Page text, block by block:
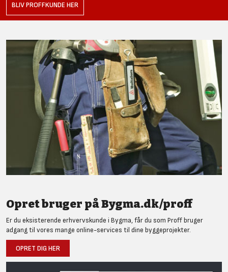
BLIV PROFFKUNDE HER
Opret bruger på Bygma.dk/proff
Er du eksisterende erhvervskunde i Bygma, får du som Proff bruger
adgang til vores mange online-services til dine byggeprojekter.
OPRET DIG HER